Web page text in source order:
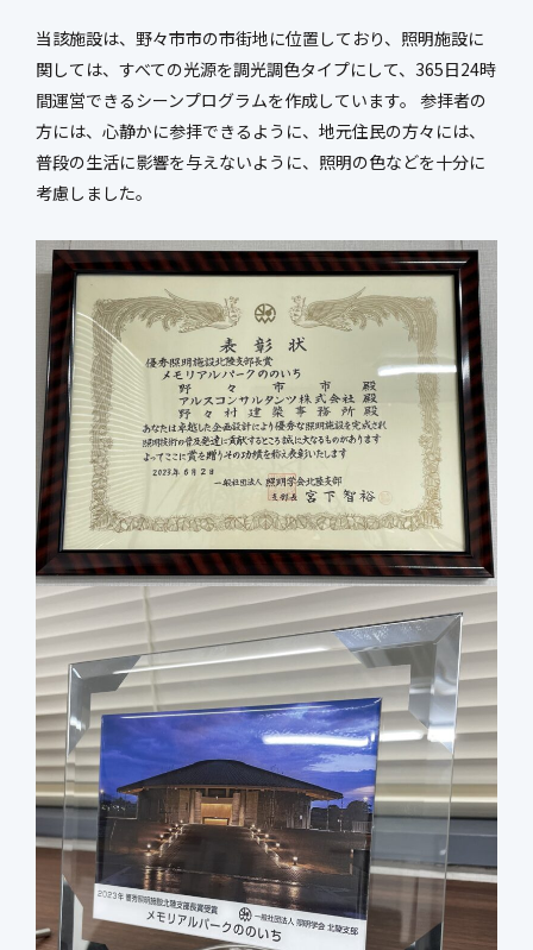
当該施設は、野々市市の市街地に位置しており、照明施設に
関しては、すべての光源を調光調色タイプにして、365日24時
間運営できるシーンプログラムを作成しています。 参拝者の
方には、心静かに参拝できるように、地元住民の方々には、
普段の生活に影響を与えないように、照明の色などを十分に
考慮しました。